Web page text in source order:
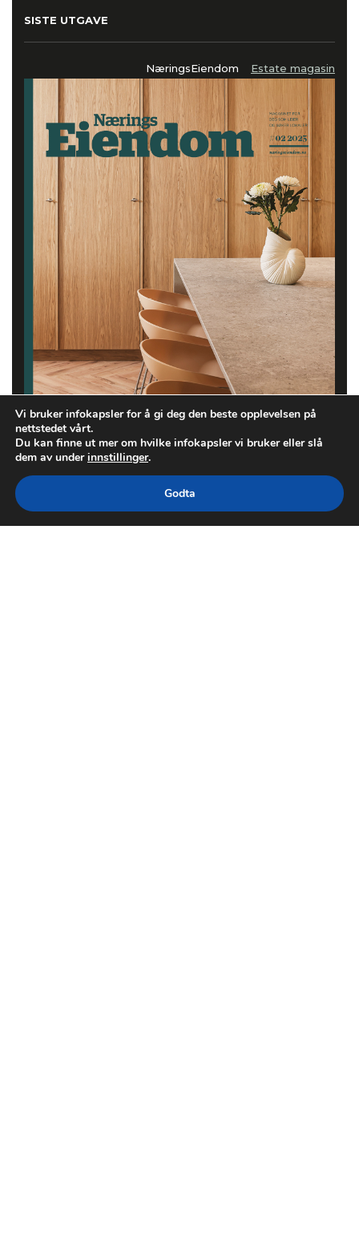
SISTE UTGAVE
NæringsEiendom Estate magasin
Vi bruker infokapsler for å gi deg den beste opplevelsen på
nettstedet vårt.
Du kan finne ut mer om hvilke infokapsler vi bruker eller slå
dem av underinnstillinger.
Godta